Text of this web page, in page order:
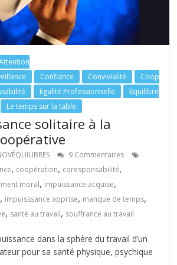
Confiance Convivialité
Coop
Egalité Professionnelle
Equilibre
Le temps sur la table
solitaire à la
9 Commentaires
, coopération, coresponsabilité,
moral, impuissance acquise,
, impuisssance apprise, manque de temps,
, santé au travail, souffrance au travail
dans la sphère du travail d’un
pour sa santé physique, psychique